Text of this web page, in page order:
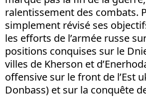
ralentissement des combats.
simplement révisé ses
les efforts de l’armée russe
positions conquises sur le
villes de Kherson et
offensive sur le front de l’Est
Donbass) et sur la conquête